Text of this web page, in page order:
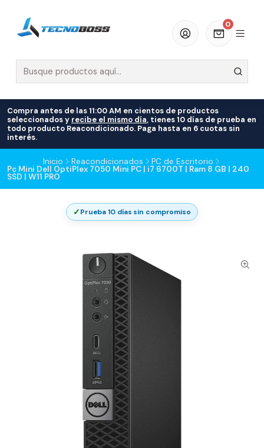
0
Compra antes de las 11:00 AM en cientos de productos
seleccionados y recibe el mismo día, tienes 10 días de prueba en
todo producto Reacondicionado. Paga hasta en 6 cuotas sin
interés.
Inicio Reacondicionados PC de Escritorio
Pc Mini Dell OptiPlex 7050 Mini PC | i7 6700T | Ram 8 GB | 240
SSD | W11 PRO
✓Prueba 10 días sin compromiso